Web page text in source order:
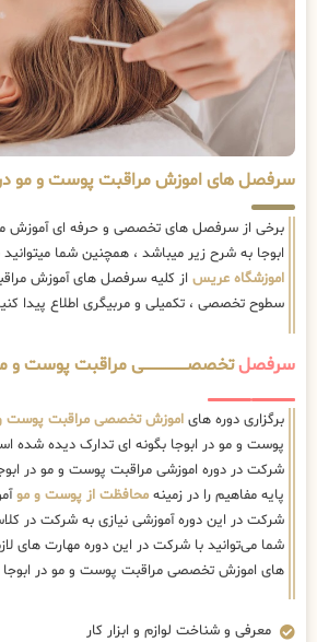
سرفصل های اموزش مراقبت پوست و مو در
برخی از سرفصل های تخصصی و حرفه ای آموزش
ابوجا به شرح زیر میباشد ، همچنین شما
اموزشگاه عریس از کلیه سرفصل های آموزش
سطوح تخصصی ، تکمیلی و مربیگری اطلاع پیدا
سرفصلتخصصــــــــــــــــــــی مراقبت
برگزاری دوره های اموزش تخصصی مراقبت پوست
پوست و مو در ابوجا بگونه ای تدارک دیده شده
شرکت در دوره اموزشی مراقبت پوست و مو در
پایه مفاهیم را در زمینه محافظت از پوست و مو
شرکت در این دوره آموزشی نیازی به شرکت در
شما می‌توانید با شرکت در این دوره مهارت های
های اموزش تخصصی مراقبت پوست و مو در ابوجا
معرفی و شناخت لوازم و ابزار کار